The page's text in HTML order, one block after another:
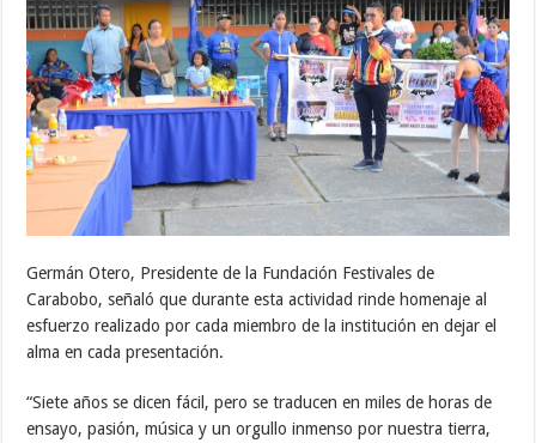
Germán Otero, Presidente de la Fundación Festivales de
Carabobo, señaló que durante esta actividad rinde homenaje al
esfuerzo realizado por cada miembro de la institución en dejar el
alma en cada presentación.
“Siete años se dicen fácil, pero se traducen en miles de horas de
ensayo, pasión, música y un orgullo inmenso por nuestra tierra,